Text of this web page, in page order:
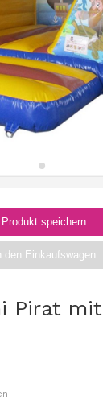
Pirat
Produkt speichern
den Einkaufswagen